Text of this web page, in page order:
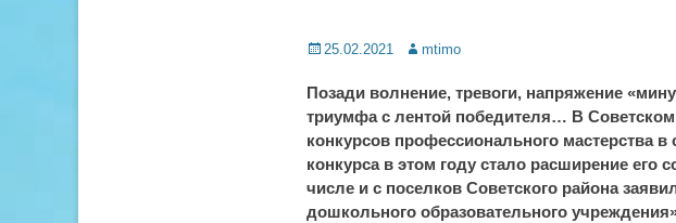
Posted
25.02.2021 Author
mtimo
Позади волнение, тревоги, напряжение
триумфа с лентой победителя… В
конкурсов профессионального мастерства
конкурса в этом году стало расширение его
числе и с поселков Советского района
дошкольного образовательного